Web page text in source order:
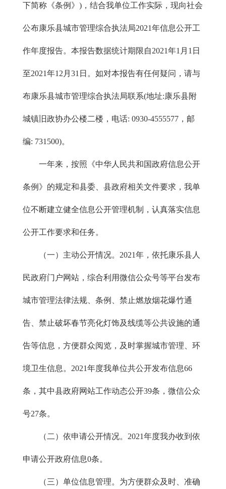
下简称《条例》)，结合我单位工作实际，现向社会
公布康乐县城市管理综合执法局2021年信息公开工
作年度报告。本报告数据统计期限自2021年1月1日
至2021年12月31日。如对本报告有任何疑问，请与
布康乐县城市管理综合执法局联系(地址:康乐县附
城镇旧政协办公楼二楼，电话: 0930-4555577，邮
编: 731500)。
一年来，按照《中华人民共和国政府信息公开
条例》的规定和县委、县政府相关文件要求，我单
位不断建立健全信息公开管理机制，认真落实信息
公开工作要求和任务。
（一）主动公开情况。2021年，依托康乐县人
民政府门户网站，综合利用微信公众号等平台发布
城市管理法律法规、条例、禁止燃放烟花爆竹通
告、禁止破坏春节亮化灯饰及线缆等公共设施的通
告等信息，方便群众阅览，及时掌握城市管理、环
境卫生信息。2021年度我单位共公开发布信息66
条，其中县政府网站工作动态公开39条，微信公众
号27条。
（二）依申请公开情况。2021年度我办收到依
申请公开政府信息0条。
（三）单位信息管理。为方便群众及时、准确